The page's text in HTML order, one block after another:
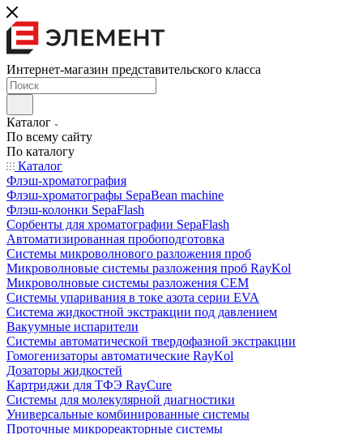
Интернет-магазин представительского класса
Каталог
По всему сайту
По каталогу
Каталог
Флэш-хроматография
Флэш-хроматографы SepaBean machine
Флэш-колонки SepaFlash
Сорбенты для хроматографии SepaFlash
Автоматизированная пробоподготовка
Системы микроволнового разложения проб
Микроволновые системы разложения проб RayKol
Микроволновые системы разложения CEM
Системы упаривания в токе азота серии EVA
Система жидкостной экстракции под давлением
Вакуумные испарители
Системы автоматической твердофазной экстракции
Гомогенизаторы автоматические RayKol
Дозаторы жидкостей
Картриджи для ТФЭ RayCure
Системы для молекулярной диагностики
Универсальные комбинированные системы
Проточные микрореакторные системы